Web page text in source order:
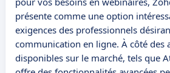
présente comme une option
exigences des professionnels
communication en ligne. À côté des
disponibles sur le marché, tels que